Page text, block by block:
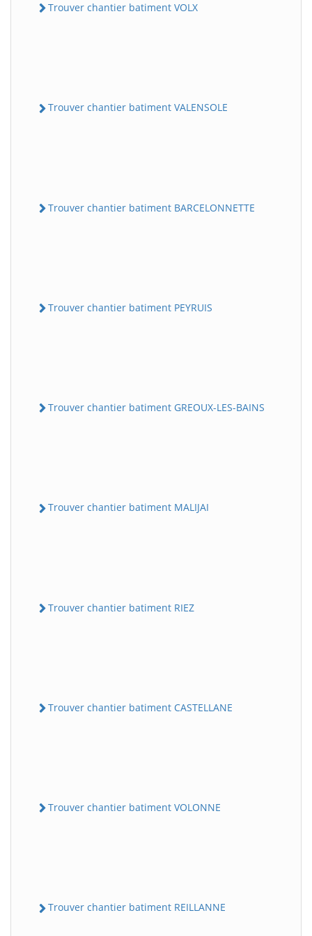
Trouver chantier batiment VOLX
Trouver chantier batiment VALENSOLE
Trouver chantier batiment BARCELONNETTE
Trouver chantier batiment PEYRUIS
Trouver chantier batiment GREOUX-LES-BAINS
Trouver chantier batiment MALIJAI
Trouver chantier batiment RIEZ
Trouver chantier batiment CASTELLANE
Trouver chantier batiment VOLONNE
Trouver chantier batiment REILLANNE